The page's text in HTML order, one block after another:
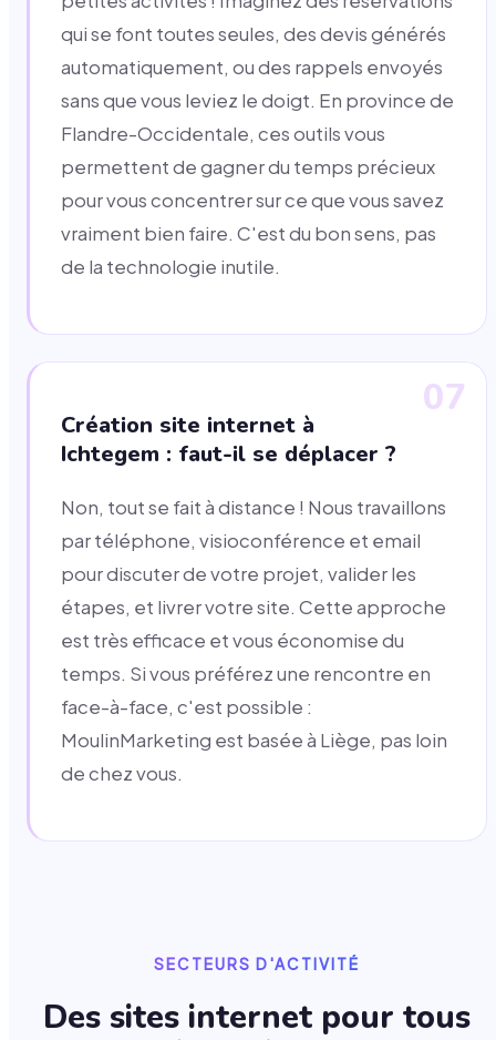
qui se font toutes seules, des devis générés
automatiquement, ou des rappels envoyés
sans que vous leviez le doigt. En province de
Flandre-Occidentale, ces outils vous
permettent de gagner du temps précieux
pour vous concentrer sur ce que vous savez
vraiment bien faire. C'est du bon sens, pas
de la technologie inutile.
07
Création site internet à
Ichtegem : faut-il se déplacer ?
Non, tout se fait à distance ! Nous travaillons
par téléphone, visioconférence et email
pour discuter de votre projet, valider les
étapes, et livrer votre site. Cette approche
est très efficace et vous économise du
temps. Si vous préférez une rencontre en
face-à-face, c'est possible :
MoulinMarketing est basée à Liège, pas loin
de chez vous.
SECTEURS D'ACTIVITÉ
Des sites internet pour tous